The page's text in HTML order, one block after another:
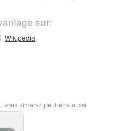
sur:
Wikipedia
aimerez peut-être aussi